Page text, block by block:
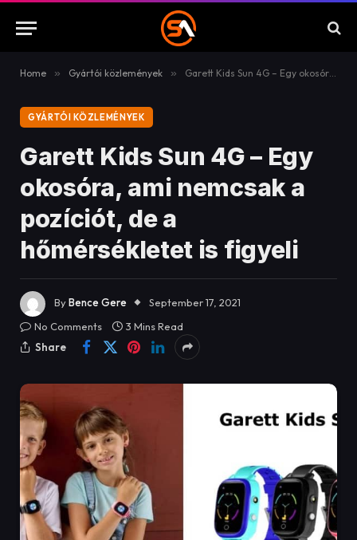
Home » Gyártói közlemények » Garett Kids Sun 4G – Egy okosóra, ami nemcsak a pozíciót, de a hőmérsékletet is figyeli
GYÁRTÓI KÖZLEMÉNYEK
Garett Kids Sun 4G – Egy
okosóra, ami nemcsak a
pozíciót, de a
hőmérsékletet is figyeli
ByBence Gere
September 17, 2021
No Comments
3 Mins Read
Share